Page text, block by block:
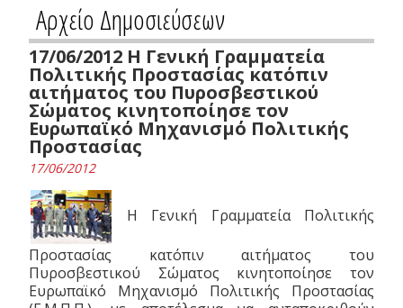
Αρχείο Δημοσιεύσεων
17/06/2012 Η Γενική Γραμματεία
Πολιτικής Προστασίας κατόπιν
αιτήματος του Πυροσβεστικού
Σώματος κινητοποίησε τον
Ευρωπαϊκό Μηχανισμό Πολιτικής
Προστασίας
17/06/2012
Η Γενική Γραμματεία Πολιτικής
Προστασίας κατόπιν αιτήματος του
Πυροσβεστικού Σώματος κινητοποίησε τον
Ευρωπαϊκό Μηχανισμό Πολιτικής Προστασίας